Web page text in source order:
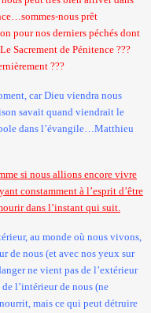
nous prêt
pour nos derniers péchés dont
Sacrement de Pénitence ???
???
car Dieu viendra nous
savait quand viendrait le
dans l’évangile…Matthieu
si nous allions encore vivre
constamment à l’esprit d’être
dans l’instant qui suit.
au monde où nous vivons,
de nous (et avec nos yeux sur
ne vient pas de l’extérieur
l’intérieur de nous (ne
mais ce qui peut détruire